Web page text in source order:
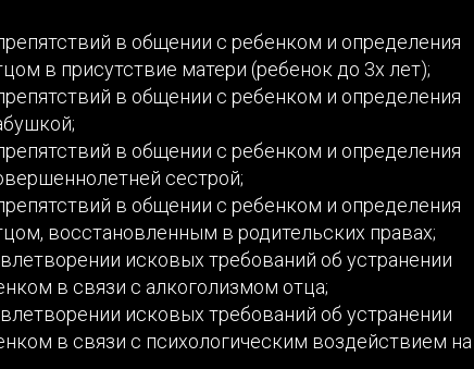
в общении с ребенком и определения
в присутствие матери (ребенок до 3х лет);
в общении с ребенком и определения
в общении с ребенком и определения
сестрой;
в общении с ребенком и определения
восстановленным в родительских правах;
исковых требований об устранении
в связи с алкоголизмом отца;
исковых требований об устранении
в связи с психологическим воздействием на